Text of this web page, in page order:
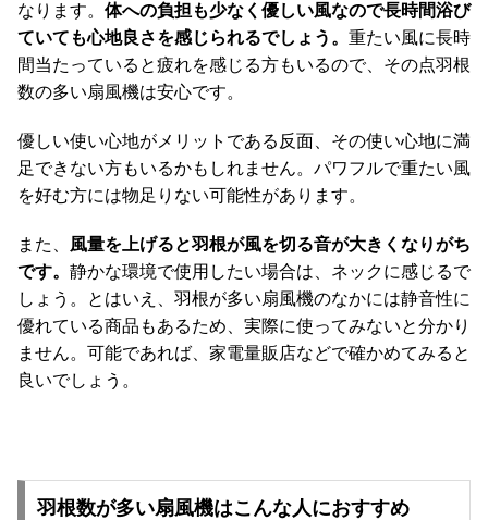
なります。 体への負担も少なく優しい風なので長時間浴び
ていても心地良さを感じられるでしょう。 重たい風に長時
間当たっていると疲れを感じる方もいるので、その点羽根
数の多い扇風機は安心です。
優しい使い心地がメリットである反面、その使い心地に満
足できない方もいるかもしれません。パワフルで重たい風
を好む方には物足りない可能性があります。
また、 風量を上げると羽根が風を切る音が大きくなりがち
です。 静かな環境で使用したい場合は、ネックに感じるで
しょう。とはいえ、羽根が多い扇風機のなかには静音性に
優れている商品もあるため、実際に使ってみないと分かり
ません。可能であれば、家電量販店などで確かめてみると
良いでしょう。
羽根数が多い扇風機はこんな人におすすめ